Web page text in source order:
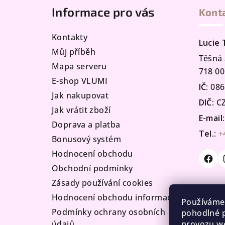
pohodlné
Informace pro vás
Kontakty
Můj příběh
Mapa serveru
E-shop VLUMI
Jak nakupovat
Jak vrátit zboží
Doprava a platba
Bonusový systém
Hodnocení obchodu
Obchodní podmínky
Zásady používání cookies
Hodnocení obchodu informace
Podmínky ochrany osobních
Lucie
718
IČ:
DIČ:
E-mail:
Tel.: